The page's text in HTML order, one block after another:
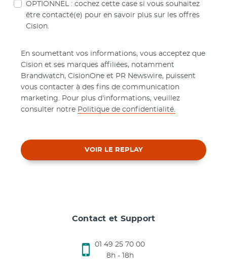
OPTIONNEL : cochez cette case si vous souhaitez
être contacté(e) pour en savoir plus sur les offres
Cision.
En soumettant vos informations, vous acceptez que
Cision et ses marques affiliées, notamment
Brandwatch, CisionOne et PR Newswire, puissent
vous contacter à des fins de communication
marketing. Pour plus d'informations, veuillez
consulter notre Politique de confidentialité.
VOIR LE REPLAY
Contact et Support
01 49 25 70 00
8h - 18h